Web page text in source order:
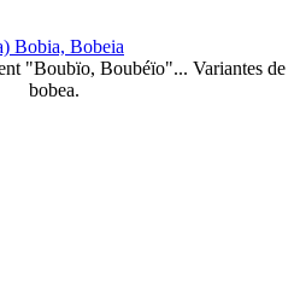
Bobia, Bobeia
"Boubïo, Boubéïo"... Variantes de
bobea.